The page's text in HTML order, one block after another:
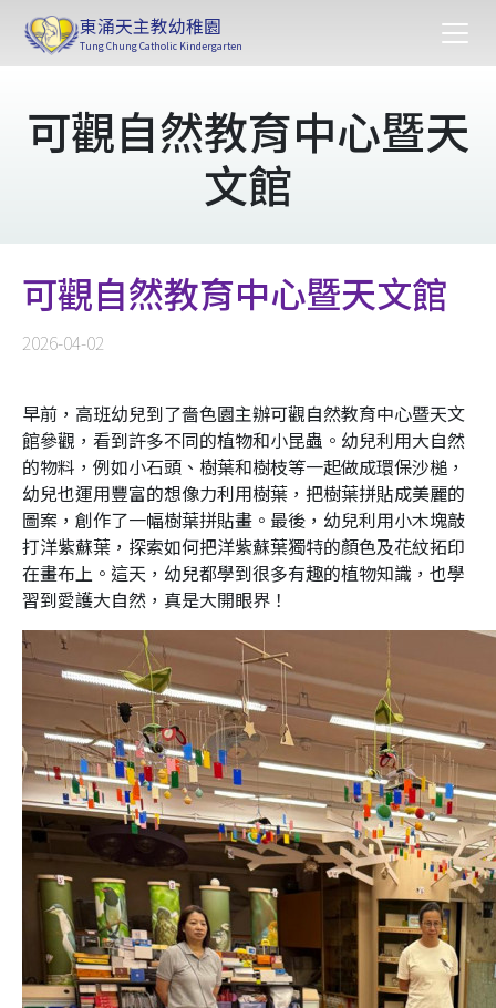
東涌天主教幼稚園
Tung Chung Catholic Kindergarten
可觀自然教育中心暨天
文館
可觀自然教育中心暨天文館
2026-04-02
早前，高班幼兒到了嗇色園主辦可觀自然教育中心暨天文
館參觀，看到許多不同的植物和小昆蟲。幼兒利用大自然
的物料，例如小石頭、樹葉和樹枝等一起做成環保沙槌，
幼兒也運用豐富的想像力利用樹葉，把樹葉拼貼成美麗的
圖案，創作了一幅樹葉拼貼畫。最後，幼兒利用小木塊敲
打洋紫蘇葉，探索如何把洋紫蘇葉獨特的顏色及花紋拓印
在畫布上。這天，幼兒都學到很多有趣的植物知識，也學
習到愛護大自然，真是大開眼界！